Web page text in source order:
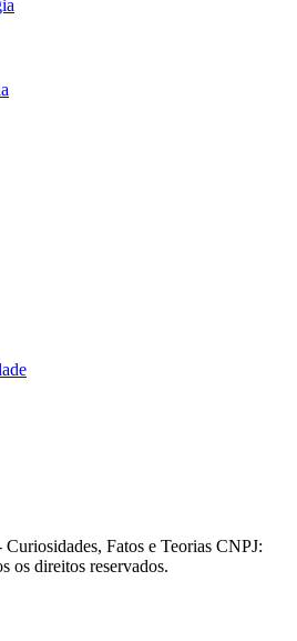
Fatos e Teorias CNPJ:
os direitos reservados.